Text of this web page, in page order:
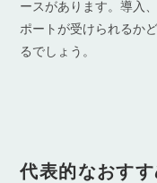
ースがあります。導入
ポートが受けられるか
るでしょう。
代表的なおす